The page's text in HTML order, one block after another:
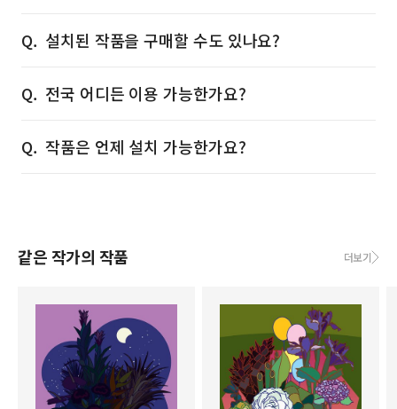
설치된 작품을 구매할 수도 있나요?
전국 어디든 이용 가능한가요?
작품은 언제 설치 가능한가요?
같은 작가의 작품 더보기